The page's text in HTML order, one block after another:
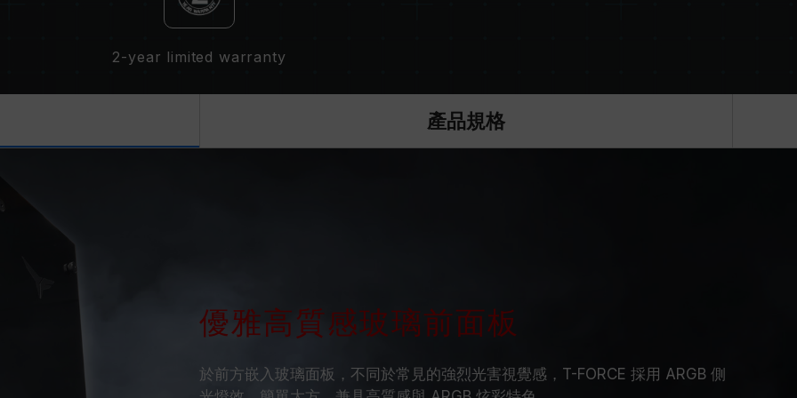
2-year limited warranty
產品規格
優雅高質感玻璃前面板
於前方嵌入玻璃面板，不同於常見的強烈光害視覺感，T-FORCE 採用 ARGB 側